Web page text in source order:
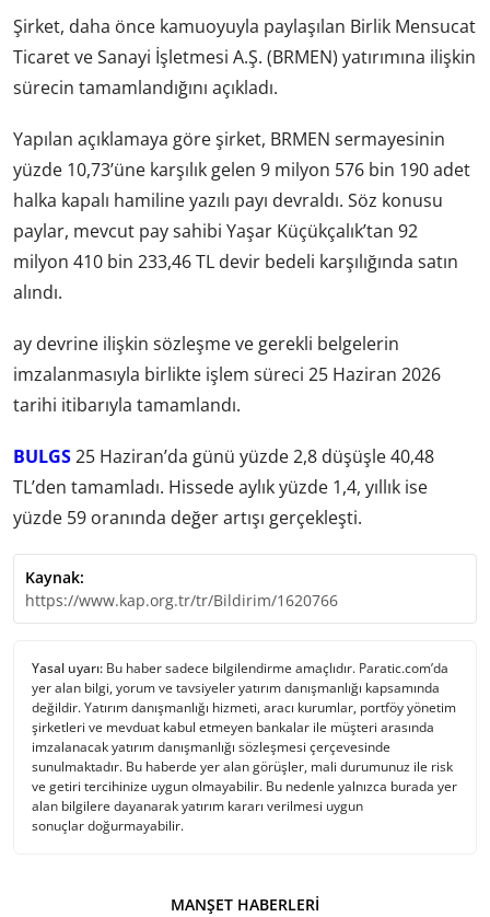
Şirket, daha önce kamuoyuyla paylaşılan Birlik Mensucat
Ticaret ve Sanayi İşletmesi A.Ş. (BRMEN) yatırımına ilişkin
sürecin tamamlandığını açıkladı.
Yapılan açıklamaya göre şirket, BRMEN sermayesinin
yüzde 10,73’üne karşılık gelen 9 milyon 576 bin 190 adet
halka kapalı hamiline yazılı payı devraldı. Söz konusu
paylar, mevcut pay sahibi Yaşar Küçükçalık’tan 92
milyon 410 bin 233,46 TL devir bedeli karşılığında satın
alındı.
ay devrine ilişkin sözleşme ve gerekli belgelerin
imzalanmasıyla birlikte işlem süreci 25 Haziran 2026
tarihi itibarıyla tamamlandı.
BULGS25 Haziran’da günü yüzde 2,8 düşüşle 40,48
TL’den tamamladı. Hissede aylık yüzde 1,4, yıllık ise
yüzde 59 oranında değer artışı gerçekleşti.
Kaynak:
https://www.kap.org.tr/tr/Bildirim/1620766
Yasal uyarı: Bu haber sadece bilgilendirme amaçlıdır. Paratic.com’da
yer alan bilgi, yorum ve tavsiyeler yatırım danışmanlığı kapsamında
değildir. Yatırım danışmanlığı hizmeti, aracı kurumlar, portföy yönetim
şirketleri ve mevduat kabul etmeyen bankalar ile müşteri arasında
imzalanacak yatırım danışmanlığı sözleşmesi çerçevesinde
sunulmaktadır. Bu haberde yer alan görüşler, mali durumunuz ile risk
ve getiri tercihinize uygun olmayabilir. Bu nedenle yalnızca burada yer
alan bilgilere dayanarak yatırım kararı verilmesi uygun
sonuçlar doğurmayabilir.
MANŞET HABERLERI